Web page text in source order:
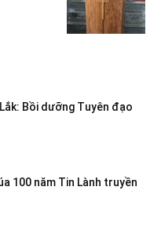
Bồi dưỡng Tuyên đạo
100 năm Tin Lành truyền